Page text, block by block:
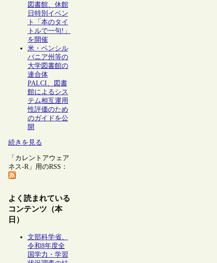
図書館、休館
日特別イベン
ト「本のタイ
トルで一句!」
を開催
米・ペンシル
バニア州等の
大学図書館の
連合体
PALCI、図書
館によるシス
テム相互運用
性評価のため
のガイドを公
開
続きを見る
「カレントアウェア
ネス-R」用のRSS：
よく読まれている
コンテンツ（本
日）
文部科学省、
令和8年度全
国学力・学習